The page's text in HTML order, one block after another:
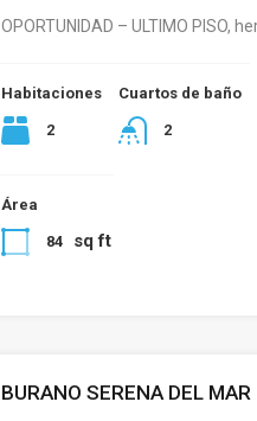
OPORTUNIDAD – ULTIMO PISO,
Habitaciones
2
Cuartos de baño
2
Área
84 sq ft
BURANO SERENA DEL MAR